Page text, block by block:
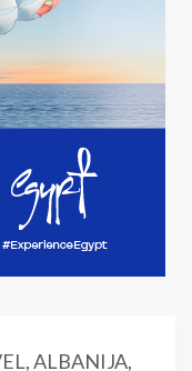
ALBANIJA,